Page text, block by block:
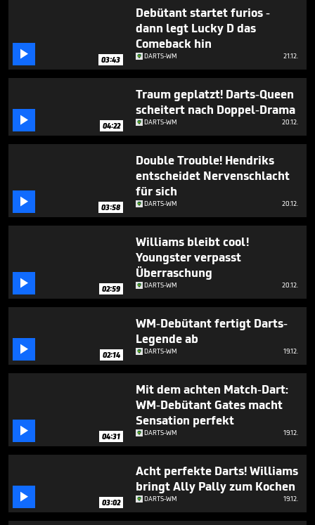
seconds
 03:43
Debütant startet furios -
dann legt Lucky D das
Comeback hin
DARTS-WM 21.12.
 04:22
Traum geplatzt! Darts-Queen
scheitert nach Doppel-Drama
DARTS-WM 20.12.
 03:58
Double Trouble! Hendriks
entscheidet Nervenschlacht
für sich
DARTS-WM 20.12.
 02:59
Williams bleibt cool!
Youngster verpasst
Überraschung
DARTS-WM 20.12.
 02:14
WM-Debütant fertigt Darts-
Legende ab
DARTS-WM 19.12.
 04:31
Mit dem achten Match-Dart:
WM-Debütant Gates macht
Sensation perfekt
DARTS-WM 19.12.
 03:02
Acht perfekte Darts! Williams
bringt Ally Pally zum Kochen
DARTS-WM 19.12.